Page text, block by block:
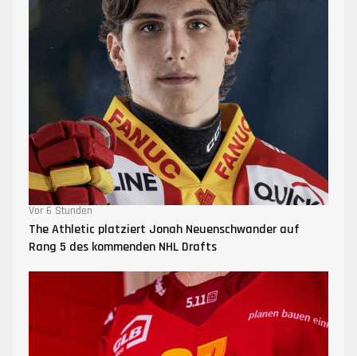
Vor 6 Stunden
The Athletic platziert Jonah Neuenschwander auf
Rang 5 des kommenden NHL Drafts